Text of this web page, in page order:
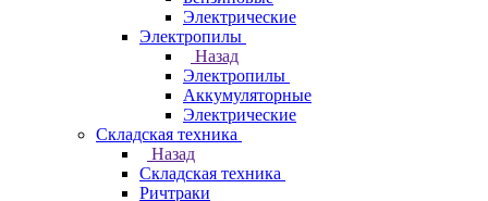
Электрические
Электропилы
Назад
Электропилы
Аккумуляторные
Электрические
Складская техника
Назад
Складская техника
Ричтраки